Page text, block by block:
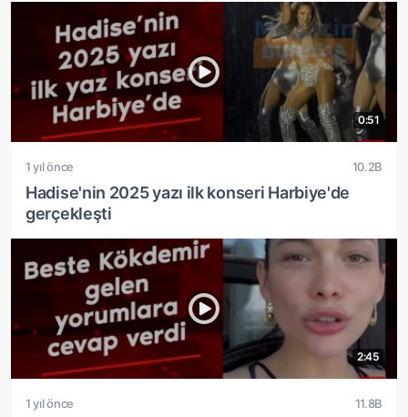
0:51
1 yıl önce 10.2B
Hadise'nin 2025 yazı ilk konseri Harbiye'de
gerçekleşti
2:45
1 yıl önce 11.8B